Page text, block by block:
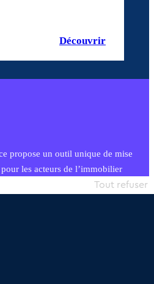
Découvrir
propose un outil unique de mise
les acteurs de l’immobilier
territoriales, simple et intégrant
Tout refuser